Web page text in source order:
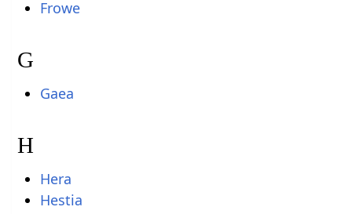
Frowe
G
Gaea
H
Hera
Hestia